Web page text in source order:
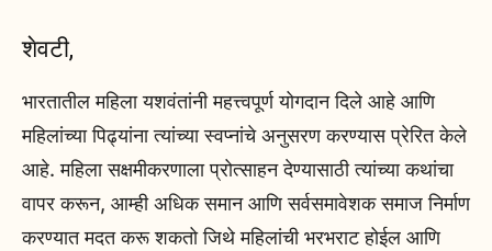
शेवटी,
भारतातील महिला यशवंतांनी महत्त्वपूर्ण योगदान दिले आहे आणि
महिलांच्या पिढ्यांना त्यांच्या स्वप्नांचे अनुसरण करण्यास प्रेरित केले
आहे. महिला सक्षमीकरणाला प्रोत्साहन देण्यासाठी त्यांच्या कथांचा
वापर करून, आम्ही अधिक समान आणि सर्वसमावेशक समाज निर्माण
करण्यात मदत करू शकतो जिथे महिलांची भरभराट होईल आणि